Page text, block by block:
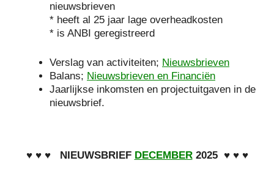
nieuwsbrieven
* heeft al 25 jaar lage overheadkosten
* is ANBI geregistreerd
Verslag van activiteiten; Nieuwsbrieven
Balans; Nieuwsbrieven en Financiën
Jaarlijkse inkomsten en projectuitgaven in de
nieuwsbrief.
♥ ♥ ♥ NIEUWSBRIEF DECEMBER2025♥ ♥ ♥